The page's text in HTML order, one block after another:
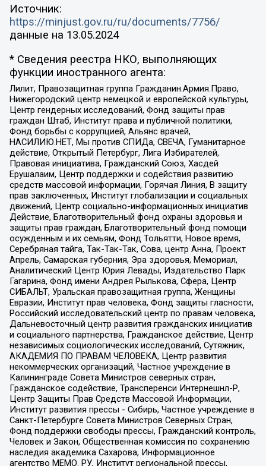
Источник:
https://minjust.gov.ru/ru/documents/7756/
данные на 13.05.2024
* Сведения реестра НКО, выполняющих
функции иностранного агента:
Лилит, Правозащитная группа Гражданин.Армия.Право,
Нижегородский центр немецкой и европейской культуры,
Центр гендерных исследований, Фонд защиты прав
граждан Штаб, Институт права и публичной политики,
Фонд борьбы с коррупцией, Альянс врачей,
НАСИЛИЮ.НЕТ, Мы против СПИДа, СВЕЧА, Гуманитарное
действие, Открытый Петербург, Лига Избирателей,
Правовая инициатива, Гражданский Союз, Хасдей
Ерушалаим, Центр поддержки и содействия развитию
средств массовой информации, Горячая Линия, В защиту
прав заключенных, Институт глобализации и социальных
движений, Центр социально-информационных инициатив
Действие, Благотворительный фонд охраны здоровья и
защиты прав граждан, Благотворительный фонд помощи
осужденным и их семьям, Фонд Тольятти, Новое время,
Серебряная тайга, Так-Так-Так, Сова, центр Анна, Проект
Апрель, Самарская губерния, Эра здоровья, Мемориал,
Аналитический Центр Юрия Левады, Издательство Парк
Гагарина, Фонд имени Андрея Рылькова, Сфера, Центр
СИБАЛЬТ, Уральская правозащитная группа, Женщины
Евразии, Институт прав человека, Фонд защиты гласности,
Российский исследовательский центр по правам человека,
Дальневосточный центр развития гражданских инициатив
и социального партнерства, Гражданское действие, Центр
независимых социологических исследований, Сутяжник,
АКАДЕМИЯ ПО ПРАВАМ ЧЕЛОВЕКА, Центр развития
некоммерческих организаций, Частное учреждение в
Калининграде Совета Министров северных стран,
Гражданское содействие, Трансперенси Интернешнл-Р,
Центр Защиты Прав Средств Массовой Информации,
Институт развития прессы - Сибирь, Частное учреждение в
Санкт-Петербурге Совета Министров Северных Стран,
Фонд поддержки свободы прессы, Гражданский контроль,
Человек и Закон, Общественная комиссия по сохранению
наследия академика Сахарова, Информационное
агентство МЕМО. РУ, Институт региональной прессы,